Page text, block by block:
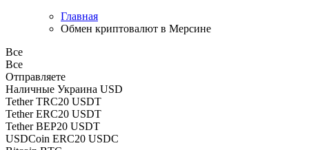
Главная
Обмен криптовалют в Мерсине
Все
Все
Отправляете
Наличные Украина USD
Tether TRC20 USDT
Tether ERC20 USDT
Tether BEP20 USDT
USDCoin ERC20 USDC